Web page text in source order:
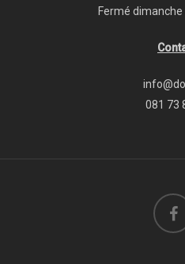
Fermé dimanche
081 73